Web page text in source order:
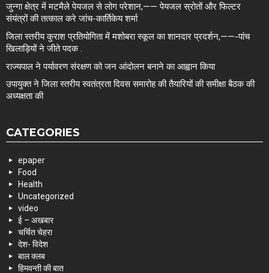
जुन्गा क्षेत्र में मटमैले पेयजल से लोग परेशान,—— पेयजल स्रोतों और फिल्टर
संयंत्रों की तत्काल करे जांच-कार्तिकेय शर्मा
जिला स्तरीय कुराश प्रतियोगिता में मशोबरा स्कूल का शानदार प्रदर्शन,——-पांच
खिलाड़ियों ने जीते पदक .
राज्यपाल ने पर्यावरण संरक्षण को जन आंदोलन बनाने का आह्वान किया
उपायुक्त ने जिला स्तरीय स्वतंत्रता दिवस समारोह की तैयारियों की समीक्षा बैठक की
अध्यक्षता की
CATEGORIES
epaper
Food
Health
Uncategorized
video
ई – अखबार
चर्चित चेहरा
देश- विदेश
बाल क्लब
हिमवन्ती की बात